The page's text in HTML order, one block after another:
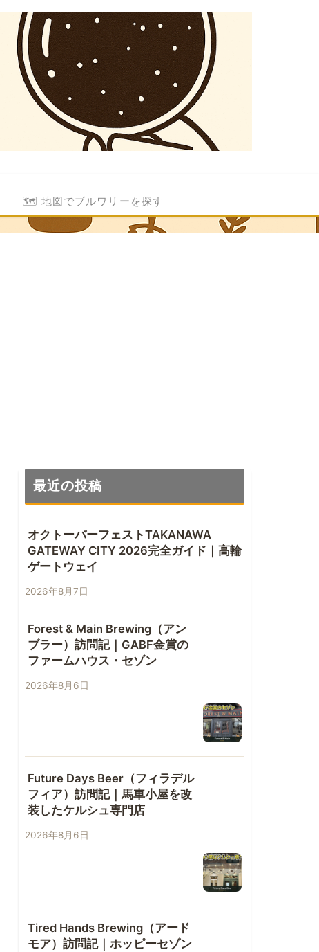
🗺️ 地図でブルワリーを探す
最近の投稿
オクトーバーフェストTAKANAWA
GATEWAY CITY 2026完全ガイド｜高輪
ゲートウェイ
2026年8月7日
Forest & Main Brewing（アン
ブラー）訪問記｜GABF金賞の
ファームハウス・セゾン
2026年8月6日
Future Days Beer（フィラデル
フィア）訪問記｜馬車小屋を改
装したケルシュ専門店
2026年8月6日
Tired Hands Brewing（アード
モア）訪問記｜ホッピーセゾン